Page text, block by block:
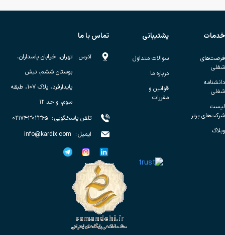
خدمات
فرصت‌های
شغلی
دانشنامه
شغلی
لیست
شرکت‌های برتر
وبلاگ
پشتیبانی
سوالات متداول
درباره ما
قوانین و
مقررات
تماس با ما
آدرس: تهران، خیابان پاسداران،
بوستان ششم، نبش
پایدارفرد، پلاک ۱۰۷، طبقه
سوم، واحد ۱۲
تلفن پاسخگویی: ۰۲۱۷۴۳۰۲۳۶۵
ایمیل:
info@kardix.com